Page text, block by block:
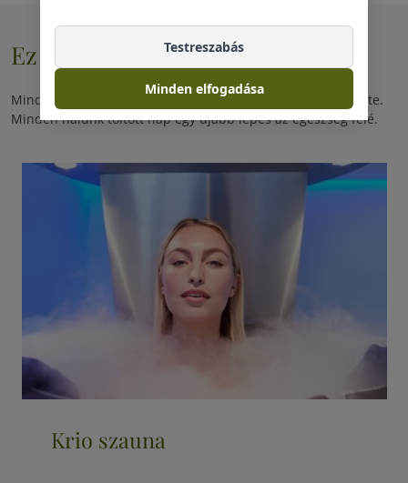
Ez is érdekelhet
Minden velünk töltött nap egy újabb exkluzív élmény ígérete.
Minden nálunk töltött nap egy újabb lépés az egészség felé.
Krio szauna
Minden elfogadása
Testreszabás